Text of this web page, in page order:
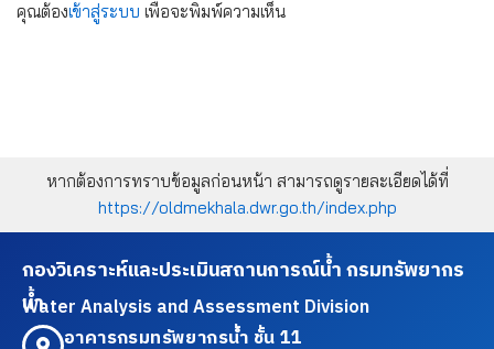
คุณต้องเข้าสู่ระบบ เพื่อจะพิมพ์ความเห็น
หากต้องการทราบข้อมูลก่อนหน้า สามารถดูรายละเอียดได้ที่
https://oldmekhala.dwr.go.th/index.php
กองวิเคราะห์และประเมินสถานการณ์น้ำ กรมทรัพยากร
น้ำ
Water Analysis and Assessment Division
อาคารกรมทรัพยากรน้ำ ชั้น 11